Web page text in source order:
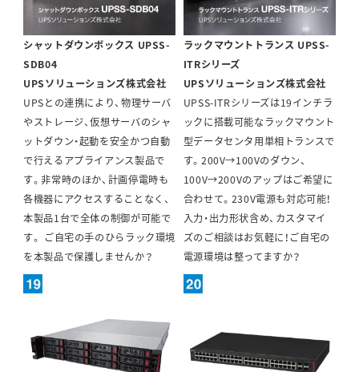
シャットダウンボックス UPSS-
SDB04
UPSソリューションズ株式会社
UPSとの連携により、物理サーバ
やストレージ、仮想サーバのシャ
ットダウン・起動を安全かつ自動
で行えるアプライアンス製品で
す。非常時のほか、計画停電時も
各機器にアクセスすることなく、
本製品1台で全体の制御が可能で
す。 ご自宅の手のひらラック環境
を本製品で保護しませんか？
ラックマウントトランス UPSS-
ITRシリーズ
UPSソリューションズ株式会社
UPSS-ITRシリーズは19インチラ
ックに搭載可能なラックマウント
型データセンタ用単相トランスで
す。200V→100Vのダウン、
100V→200Vのアップはご希望に
合わせて。230V電源も対応可能！
入力・出力形状含め、カスタマイ
ズのご相談はお気軽に！ご自宅の
電源環境は整ってますか？